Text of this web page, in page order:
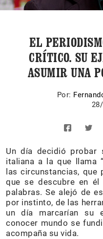
EL
CRÍTICO. SU
ASUMIR UNA
Por:
Un día decidió probar
italiana a la que llama
las circunstancias,
que se descubre en
palabras. Se alejó de
por instinto, de las
un día marcarían su
conocer mundo se
acompaña su vida.